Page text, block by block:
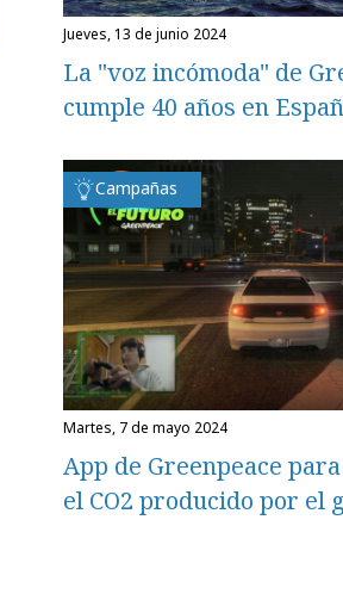
jueves, 13 de junio 2024
La "voz incómoda" de
cumple 40 años en
Campañas
martes, 7 de mayo 2024
App de Greenpeace
el CO2 producido por el